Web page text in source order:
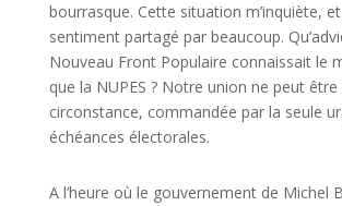
bourrasque. Cette situation m’inquiète,
sentiment partagé par beaucoup.
Nouveau Front Populaire connaissait le
que la NUPES ? Notre union ne peut être
circonstance, commandée par la seule
échéances électorales.
A l’heure où le gouvernement de Michel